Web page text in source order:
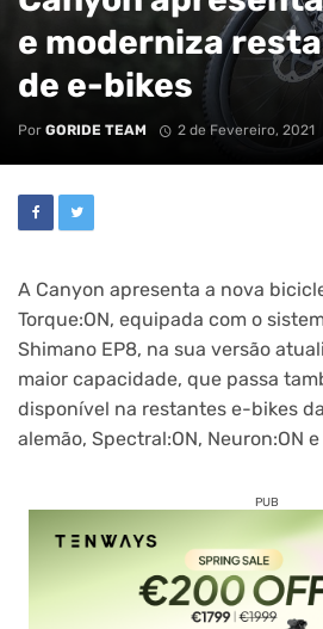
e moderniza
de e-bikes
Por GORIDE TEAM 2 de Fevereiro, 2021
A Canyon apresenta a nova
Torque:ON, equipada com o
Shimano EP8, na sua versão
maior capacidade, que passa
disponível na restantes e-bikes
alemão, Spectral:ON, Neuron:ON
PUB